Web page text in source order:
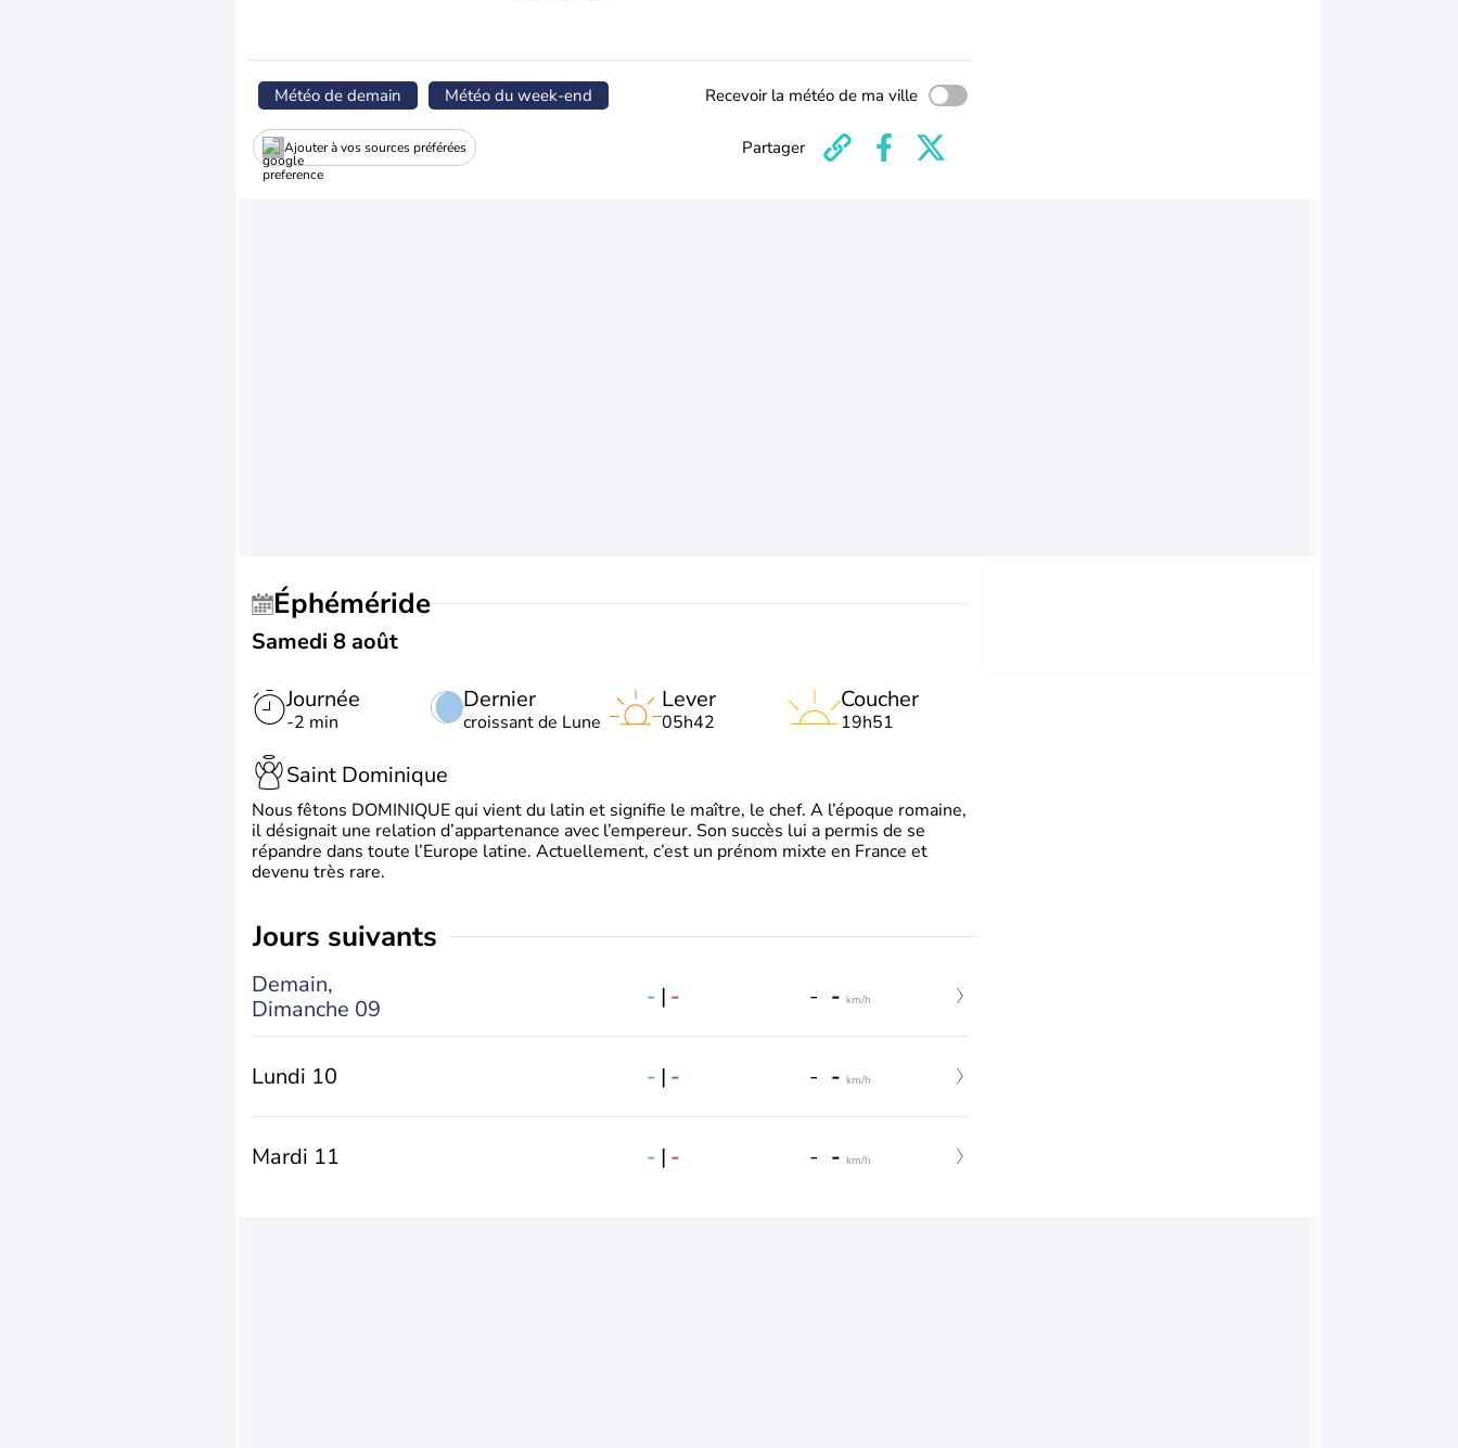
Météo de demain Météo du week-end Recevoir la météo de ma ville
Ajouter à vos sources préférées Partager
Éphéméride
Samedi 8 août
Journée
-2 min
Dernier
croissant de Lune
Lever
05h42
Coucher
19h51
Saint Dominique
Nous fêtons DOMINIQUE qui vient du latin et signifie le maître, le chef. A l’époque romaine,
il désignait une relation d’appartenance avec l’empereur. Son succès lui a permis de se
répandre dans toute l’Europe latine. Actuellement, c’est un prénom mixte en France et
devenu très rare.
jours suivants
Demain,
Dimanche 09
- | - - - km/h
Lundi 10 - | - - - km/h
Mardi 11 - | - - - km/h